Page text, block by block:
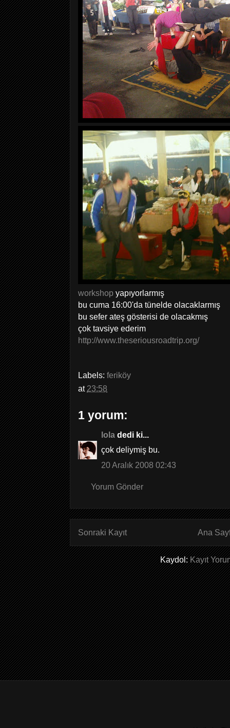
workshop yapıyorlarmış
bu cuma 16:00'da tünelde olacaklarmış
bu sefer ateş gösterisi de olacakmış
çok tavsiye ederim
http://www.theseriousroadtrip.org/
Labels: feriköy
at 23:58
1 yorum:
lola dedi ki...
çok deliymiş bu.
20 Aralık 2008 02:43
Yorum Gönder
Sonraki Kayıt Ana
Kaydol:Kayıt